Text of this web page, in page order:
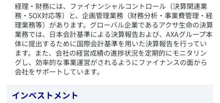
​経理・財務には、ファイナンシャルコントロール（決算関連業
務・SOX対応等）と、企画管理業務（財務分析・事業費管理・経
理業務等）があります。グローバル企業であるアクサ生命の決算
業務では、日本会計基準による決算報告および、AXAグループ本
体に提出するために国際会計基準を用いた決算報告を行ってい
ます。また、会社の経営成績の進捗状況を定期的にモニタリン
グし、効率的な事業運営がされるようにファイナンスの面から
会社をサポートしています。
インベストメント